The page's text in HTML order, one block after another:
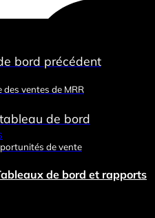
bord précédent
des ventes de MRR
de bord
de vente
de bord et rapports